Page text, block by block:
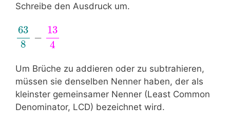
Schreibe den Ausdruck um.
63
8
−
13
4
Um Brüche zu addieren oder zu subtrahieren,
müssen sie denselben Nenner haben, der als
kleinster gemeinsamer Nenner (Least Common
Denominator, LCD) bezeichnet wird.